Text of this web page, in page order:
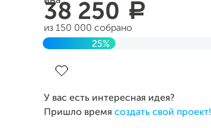
38 250 a
из 150 000 собрано
25%
У вас есть интересная идея?
Пришло время создать свой проект!